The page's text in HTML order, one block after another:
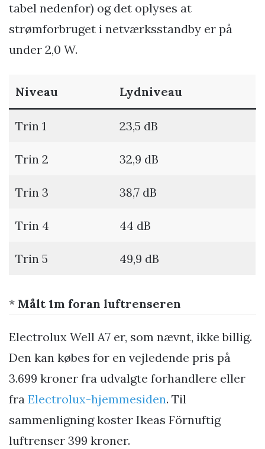
tabel nedenfor) og det oplyses at
strømforbruget i netværksstandby er på
under 2,0 W.
Niveau Lydniveau
Trin 1 23,5 dB
Trin 2 32,9 dB
Trin 3 38,7 dB
Trin 4 44 dB
Trin 5 49,9 dB
* Målt 1m foran luftrenseren
Electrolux Well A7 er, som nævnt, ikke billig.
Den kan købes for en vejledende pris på
3.699 kroner fra udvalgte forhandlere eller
fra Electrolux-hjemmesiden. Til
sammenligning koster Ikeas Förnuftig
luftrenser 399 kroner.